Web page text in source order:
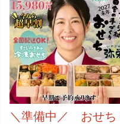
＼準備中／ おせち